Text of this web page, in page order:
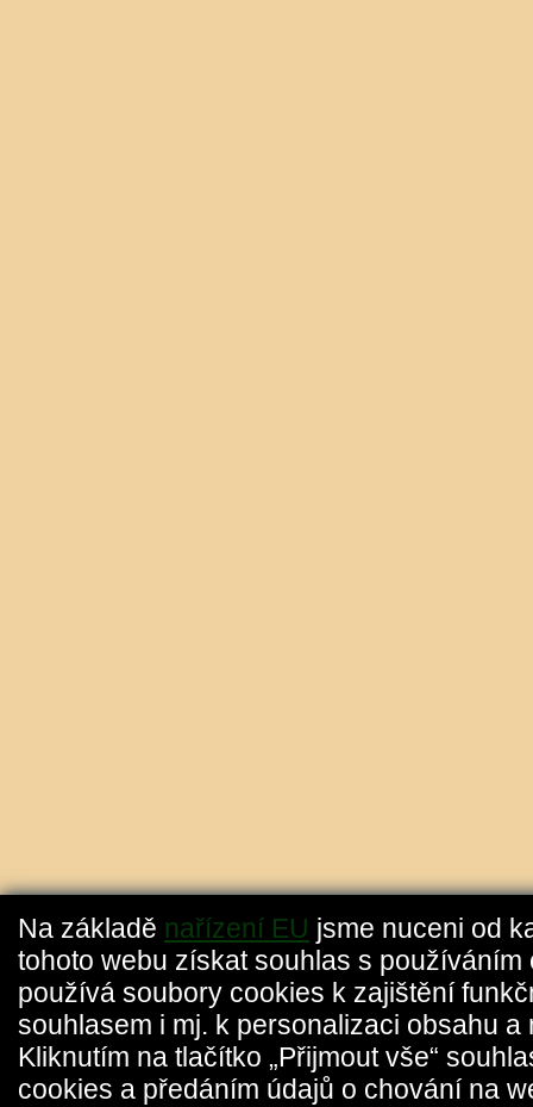
Na základě nařízení EU jsme nuceni od
tohoto webu získat souhlas s používáním
používá soubory cookies k zajištění
souhlasem i mj. k personalizaci obsahu
Kliknutím na tlačítko „Přijmout vše“
cookies a předáním údajů o chování na